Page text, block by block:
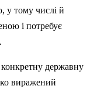
у тому числі й
і потребує
державну
виражений